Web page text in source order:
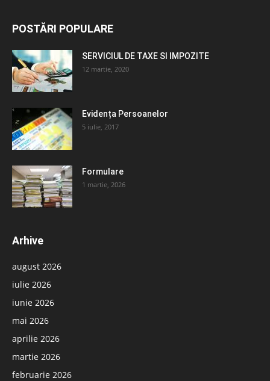
POSTĂRI POPULARE
SERVICIUL DE TAXE SI IMPOZITE
12 martie, 2020
Evidența Persoanelor
5 iulie, 2017
Formulare
1 martie, 2026
Arhive
august 2026
iulie 2026
iunie 2026
mai 2026
aprilie 2026
martie 2026
februarie 2026